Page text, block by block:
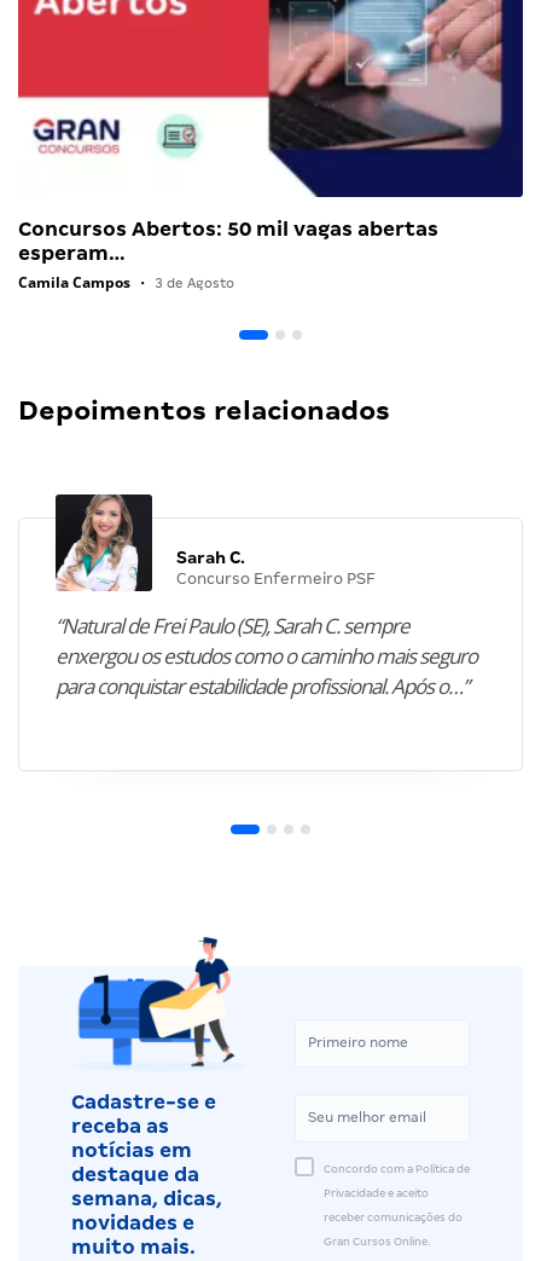
Concursos Abertos: 50 mil vagas abertas
esperam…
Camila Campos • 3 de Agosto
Depoimentos relacionados
Sarah C.
Concurso Enfermeiro PSF
“Natural de Frei Paulo (SE), Sarah C. sempre
enxergou os estudos como o caminho mais seguro
para conquistar estabilidade profissional. Após o…”
Cadastre-se e
receba as
notícias em
destaque da
semana, dicas,
novidades e
muito mais.
Concordo com a Política de
Privacidade e aceito
receber comunicações do
Gran Cursos Online.